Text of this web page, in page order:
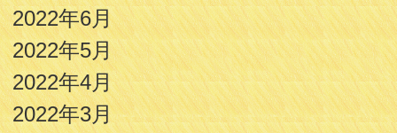
2022年6月
2022年5月
2022年4月
2022年3月